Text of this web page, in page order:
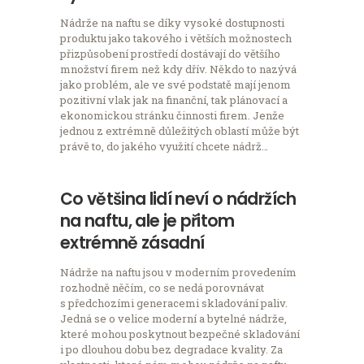
Nádrže na naftu se díky vysoké dostupnosti
produktu jako takového i větších možnostech
přizpůsobení prostředí dostávají do většího
množství firem než kdy dřív. Někdo to nazývá
jako problém, ale ve své podstatě mají jenom
pozitivní vlak jak na finanční, tak plánovací a
ekonomickou stránku činnosti firem. Jenže
jednou z extrémně důležitých oblastí může být
právě to, do jakého využití chcete nádrž…
Co většina lidí neví o nádržích
na naftu, ale je přitom
extrémně zásadní
Nádrže na naftu jsou v moderním provedením
rozhodně něčím, co se nedá porovnávat
s předchozími generacemi skladování paliv.
Jedná se o velice moderní a bytelné nádrže,
které mohou poskytnout bezpečné skladování
i po dlouhou dobu bez degradace kvality. Za